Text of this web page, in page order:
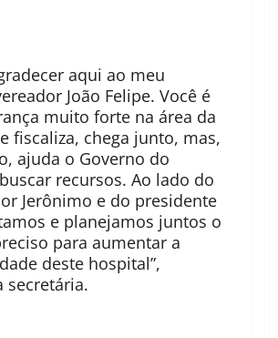
aqui ao meu
João Felipe. Você é
muito forte na área da
fiscaliza, chega junto, mas,
ajuda o Governo do
recursos. Ao lado do
Jerônimo e do presidente
e planejamos juntos o
para aumentar a
deste hospital”,
secretária.